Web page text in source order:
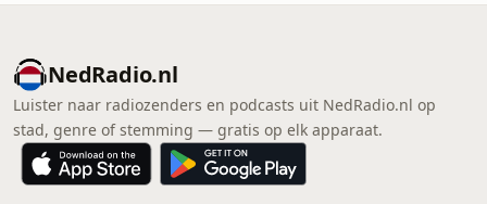
NedRadio.nl
Luister naar radiozenders en podcasts uit NedRadio.nl op
stad, genre of stemming — gratis op elk apparaat.